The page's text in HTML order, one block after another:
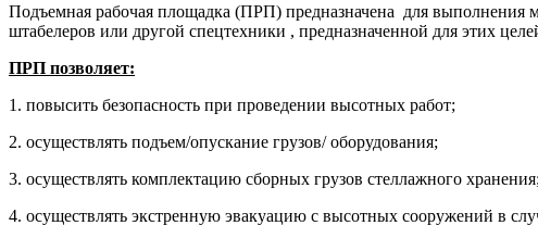
Подъемная рабочая площадка (ПРП) предназначена для выполнения
штабелеров или другой спецтехники , предназначенной для этих
ПРП позволяет:
1. повысить безопасность при проведении высотных работ;
2. осуществлять подъем/опускание грузов/ оборудования;
3. осуществлять комплектацию сборных грузов стеллажного хранения;
4. осуществлять экстренную эвакуацию с высотных сооружений в